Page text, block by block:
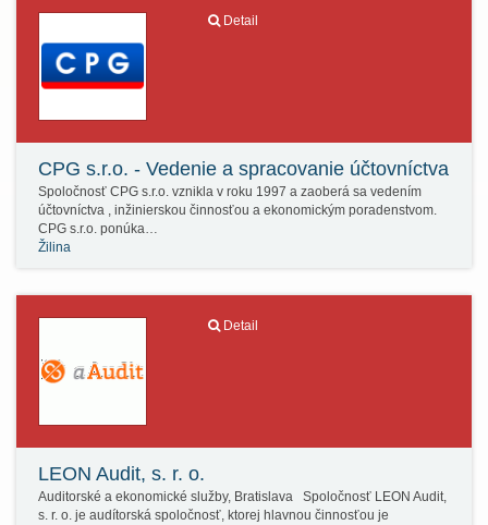
Detail
CPG s.r.o. - Vedenie a spracovanie účtovníctva
Spoločnosť CPG s.r.o. vznikla v roku 1997 a zaoberá sa vedením
účtovníctva , inžinierskou činnosťou a ekonomickým poradenstvom.
CPG s.r.o. ponúka…
Žilina
Detail
LEON Audit, s. r. o.
Auditorské a ekonomické služby, Bratislava Spoločnosť LEON Audit,
s. r. o. je audítorská spoločnosť, ktorej hlavnou činnosťou je